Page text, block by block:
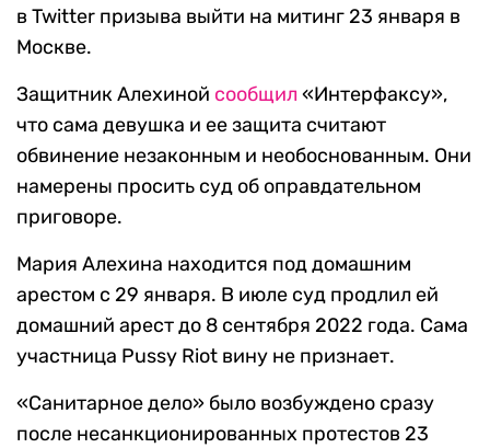
в Twitter призыва выйти на митинг 23 января в
Москве.
Защитник Алехиной сообщил «Интерфаксу»,
что сама девушка и ее защита считают
обвинение незаконным и необоснованным. Они
намерены просить суд об оправдательном
приговоре.
Мария Алехина находится под домашним
арестом с 29 января. В июле суд продлил ей
домашний арест до 8 сентября 2022 года. Сама
участница Pussy Riot вину не признает.
«Санитарное дело» было возбуждено сразу
после несанкционированных протестов 23